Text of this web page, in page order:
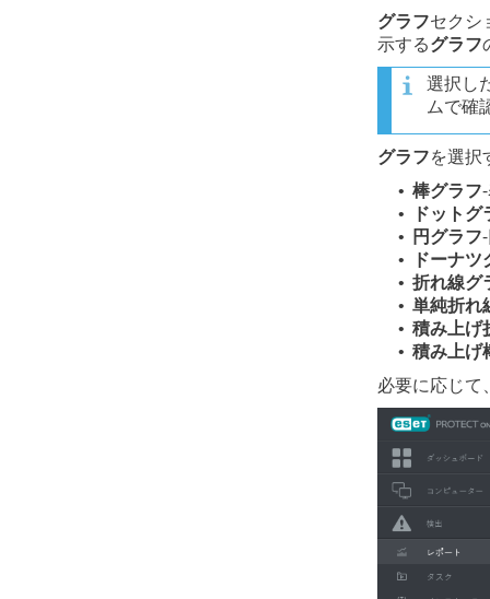
グラフセクシ
示するグラフ
選択し
ムで確
グラフを選択
• 棒グラフ
• ドットグ
• 円グラフ
• ドーナツ
• 折れ線グ
• 単純折れ
• 積み上げ
• 積み上げ
必要に応じて